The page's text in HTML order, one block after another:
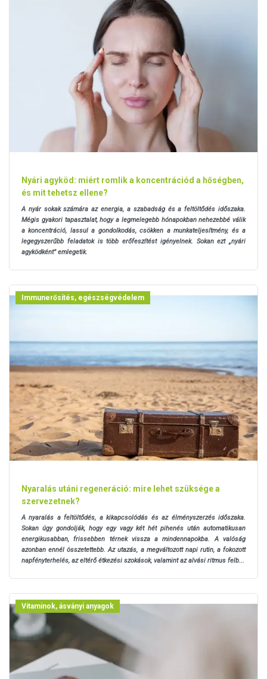
Nyári agyköd: miért romlik a koncentrációd a hőségben,
és mit tehetsz ellene?
A nyár sokak számára az energia, a szabadság és a feltöltődés időszaka.
Mégis gyakori tapasztalat, hogy a legmelegebb hónapokban nehezebbé válik
a koncentráció, lassul a gondolkodás, csökken a munkateljesítmény, és a
legegyszerűbb feladatok is több erőfeszítést igényelnek. Sokan ezt „nyári
agyködként” emlegetik.
Immunerősítés, egészségvédelem
Nyaralás utáni regeneráció: mire lehet szüksége a
szervezetnek?
A nyaralás a feltöltődés, a kikapcsolódás és az élményszerzés időszaka.
Sokan úgy gondolják, hogy egy vagy két hét pihenés után automatikusan
energikusabban, frissebben térnek vissza a mindennapokba. A valóság
azonban ennél összetettebb. Az utazás, a megváltozott napi rutin, a fokozott
napfényterhelés, az eltérő étkezési szokások, valamint az alvási ritmus felb...
Vitaminok, ásványi anyagok